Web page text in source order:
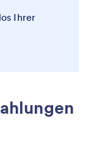
Ihrer